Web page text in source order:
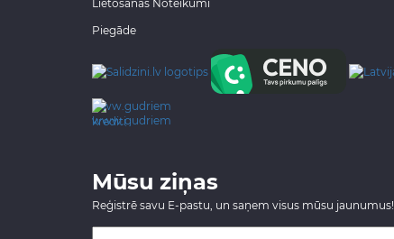
Lietošanas Noteikumi
Piegāde
www.gudriem.lv/atrie-
krediti
Mūsu ziņas
Reģistrē savu E-pastu, un saņem visus mūsu jaunumus!